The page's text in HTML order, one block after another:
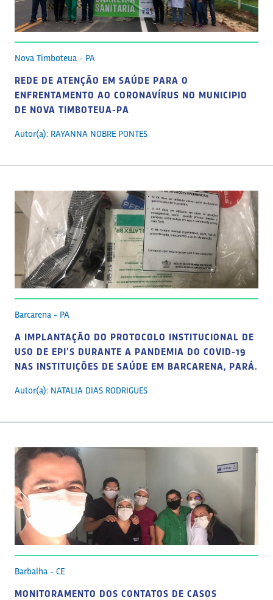
Nova Timboteua - PA
REDE DE ATENÇÃO EM SAÚDE PARA O
ENFRENTAMENTO AO CORONAVÍRUS NO MUNICIPIO
DE NOVA TIMBOTEUA-PA
Autor(a): RAYANNA NOBRE PONTES
Barcarena - PA
A IMPLANTAÇÃO DO PROTOCOLO INSTITUCIONAL DE
USO DE EPI’S DURANTE A PANDEMIA DO COVID-19
NAS INSTITUIÇÕES DE SAÚDE EM BARCARENA, PARÁ.
Autor(a): NATALIA DIAS RODRIGUES
Barbalha - CE
MONITORAMENTO DOS CONTATOS DE CASOS